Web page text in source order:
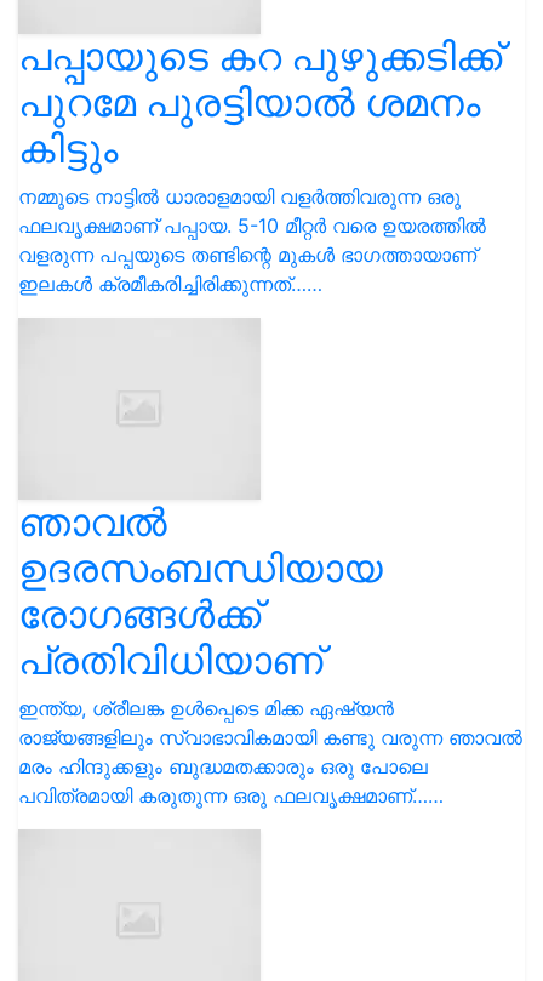
കിട്ടും
നമ്മുടെ നാട്ടിൽ ധാരാളമായി വളർത്തിവരുന്ന ഒരു
ഫലവൃക്ഷമാണ് പപ്പായ. 5-10 മീറ്റർ വരെ ഉയരത്തിൽ
വളരുന്ന പപ്പയുടെ തണ്ടിന്റെ മുകൾ ഭാഗത്തായാണ്
ഇലകൾ ക്രമീകരിച്ചിരിക്കുന്നത്……
ഞാവൽ
ഉദരസംബന്ധിയായ
പ്രതിവിധിയാണ്
മരം ഹിന്ദുക്കളും ബുദ്ധമതക്കാരും ഒരു പോലെ
പവിത്രമായി കരുതുന്ന ഒരു ഫലവൃക്ഷമാണ്……
ആര്യവേപ്പിന്റെ ഇലയിട്ട്
തിളപ്പിച്ചാറ്റിയ വെള്ളത്തിൽ
പോകാൻ നല്ലതാണ്